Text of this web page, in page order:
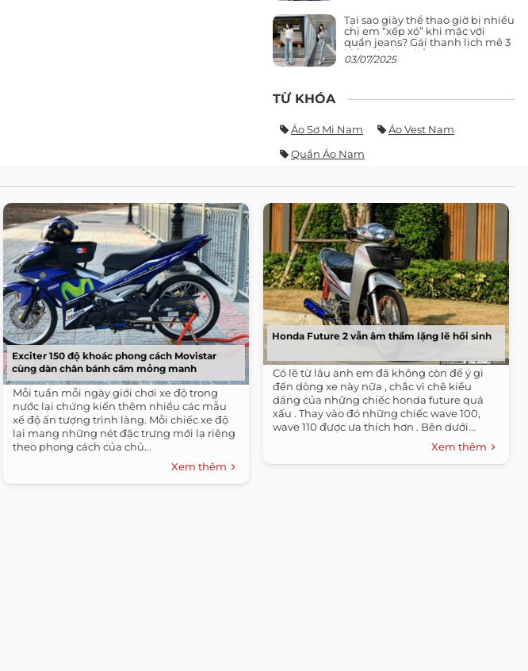
Tại sao giày thể thao giờ bị nhiều
chị em “xếp xó” khi mặc với
quần jeans? Gái thanh lịch mê 3
kiểu này hơn hẳn
03/07/2025
TỪ KHÓA
Áo Sơ Mi Nam
Áo Vest Nam
Quần Áo Nam
Exciter 150 độ khoác phong cách Movistar
cùng dàn chân bánh căm mỏng manh
Mỗi tuần mỗi ngày giới chơi xe độ trong
nước lại chứng kiến thêm nhiều các mẫu
xế độ ấn tượng trình làng. Mỗi chiếc xe độ
lại mang những nét đặc trưng mới lạ riêng
theo phong cách của chủ...
Xem thêm
Honda Future 2 vẫn âm thầm lặng lẽ hồi sinh
Có lẽ từ lâu anh em đã không còn để ý gì
đến dòng xe này nữa , chắc vì chê kiểu
dáng của những chiếc honda future quá
xấu . Thay vào đó những chiếc wave 100,
wave 110 được ưa thích hơn . Bên dưới...
Xem thêm